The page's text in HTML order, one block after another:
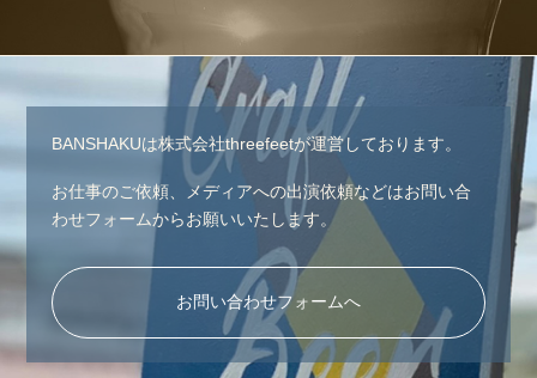
BANSHAKUは株式会社threefeetが運営しております。
お仕事のご依頼、メディアへの出演依頼などはお問い合
わせフォームからお願いいたします。
お問い合わせフォームへ